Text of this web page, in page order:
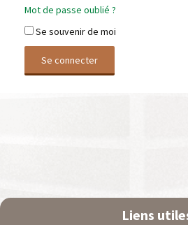
Mot de passe oublié ?
Se souvenir de moi
Liens